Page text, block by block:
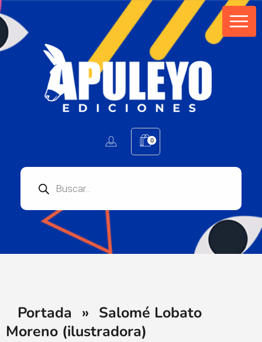
0
Portada » Salomé Lobato
Moreno (ilustradora)